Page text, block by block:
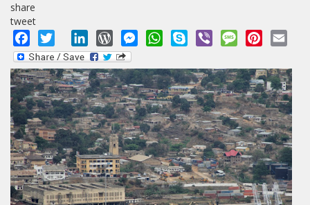
share
tweet
Facebook
Twitter LinkedInWordPressMessengerWhatsApp
Skype Viber MessagePinterest